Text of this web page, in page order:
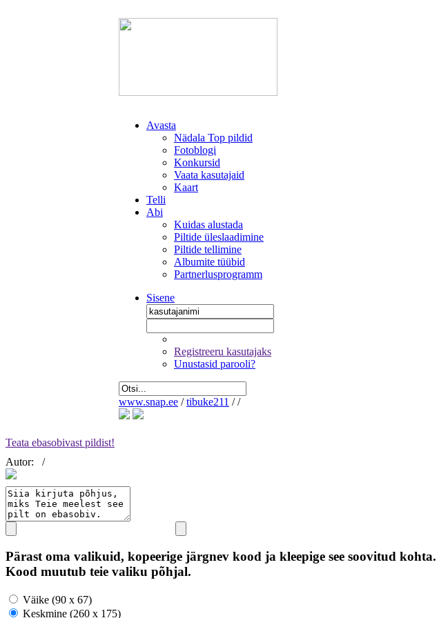
Avasta
Nädala Top pildid
Fotoblogi
Konkursid
Vaata kasutajaid
Kaart
Telli
Abi
Kuidas alustada
Piltide üleslaadimine
Piltide tellimine
Albumite tüübid
Partnerlusprogramm
Sisene
Registreeru kasutajaks
Unustasid parooli?
www.snap.ee / tibuke211 / /
Teata ebasobivast pildist!
Autor:
/
Pärast oma valikuid, kopeerige järgnev kood ja kleepige see soovitud kohta.
Kood muutub teie valiku põhjal.
Väike (90 x 67)
Keskmine (260 x 175)